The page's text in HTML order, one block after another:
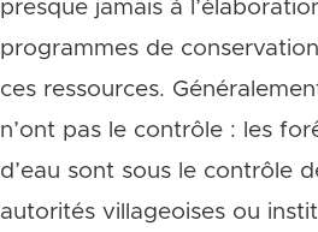
presque jamais à
programmes de
ces ressources.
n’ont pas le contrôle : les
d’eau sont sous le contrôle
autorités villageoises ou